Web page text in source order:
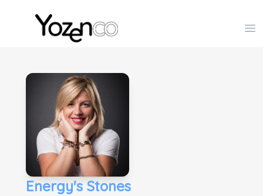
Yozenco - Organisateur de Salons, Evénements et
Energy's Stones